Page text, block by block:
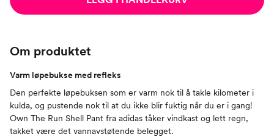
Om produktet
Varm løpebukse med refleks
Den perfekte løpebuksen som er varm nok til å takle kilometer i
kulda, og pustende nok til at du ikke blir fuktig når du er i gang!
Own The Run Shell Pant fra adidas tåker vindkast og lett regn,
takket være det vannavstøtende belegget.